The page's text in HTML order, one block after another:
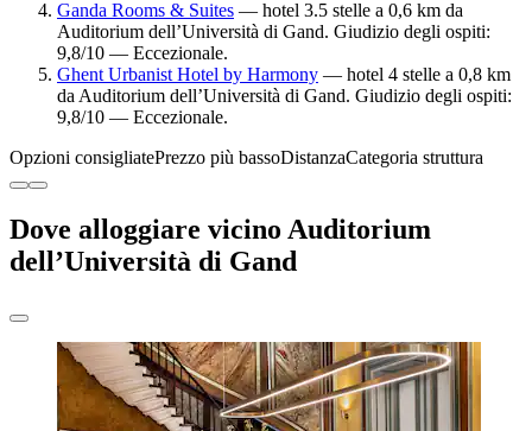
Ganda Rooms & Suites — hotel 3.5 stelle a 0,6 km da
Auditorium dell’Università di Gand. Giudizio degli ospiti:
9,8/10 — Eccezionale.
Ghent Urbanist Hotel by Harmony — hotel 4 stelle a 0,8 km
da Auditorium dell’Università di Gand. Giudizio degli ospiti:
9,8/10 — Eccezionale.
Opzioni consigliatePrezzo più bassoDistanzaCategoria struttura
Dove alloggiare vicino Auditorium
dell’Università di Gand